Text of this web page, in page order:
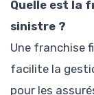
Quelle est la
sinistre ?
Une franchise
facilite la
pour les